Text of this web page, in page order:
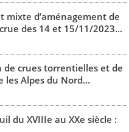
mixte d’aménagement de
des 14 et 15/11/2023...
de crues torrentielles et de
Alpes du Nord...
du XVIIIe au XXe siècle :